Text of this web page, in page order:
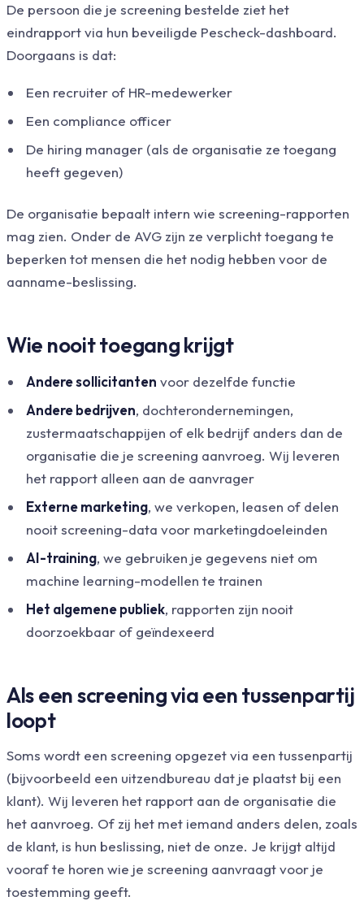
De persoon die je screening bestelde ziet het
eindrapport via hun beveiligde Pescheck-dashboard.
Doorgaans is dat:
Een recruiter of HR-medewerker
Een compliance officer
De hiring manager (als de organisatie ze toegang
heeft gegeven)
De organisatie bepaalt intern wie screening-rapporten
mag zien. Onder de AVG zijn ze verplicht toegang te
beperken tot mensen die het nodig hebben voor de
aanname-beslissing.
Wie nooit toegang krijgt
Andere sollicitanten voor dezelfde functie
Andere bedrijven, dochterondernemingen,
zustermaatschappijen of elk bedrijf anders dan de
organisatie die je screening aanvroeg. Wij leveren
het rapport alleen aan de aanvrager
Externe marketing, we verkopen, leasen of delen
nooit screening-data voor marketingdoeleinden
AI-training, we gebruiken je gegevens niet om
machine learning-modellen te trainen
Het algemene publiek, rapporten zijn nooit
doorzoekbaar of geïndexeerd
Als een screening via een tussenpartij
loopt
Soms wordt een screening opgezet via een tussenpartij
(bijvoorbeeld een uitzendbureau dat je plaatst bij een
klant). Wij leveren het rapport aan de organisatie die
het aanvroeg. Of zij het met iemand anders delen, zoals
de klant, is hun beslissing, niet de onze. Je krijgt altijd
vooraf te horen wie je screening aanvraagt voor je
toestemming geeft.